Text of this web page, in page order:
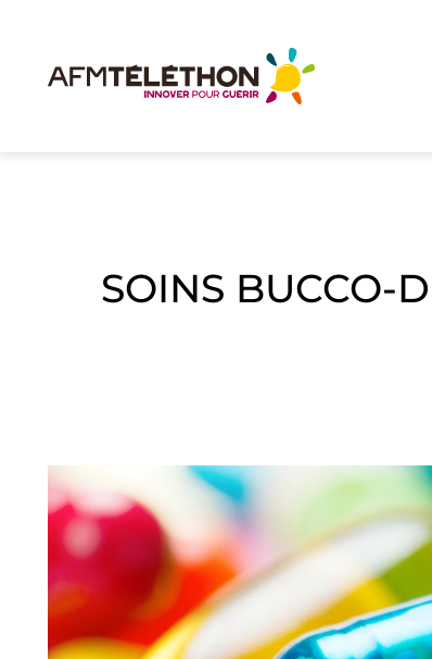
SOINS BUCCO-